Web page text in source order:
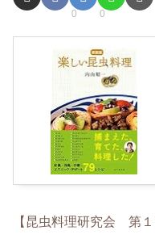
0 0
【昆虫料理研究会 第